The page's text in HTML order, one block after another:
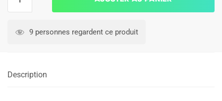
Juventus
Nedved
9 personnes regardent ce produit
Description